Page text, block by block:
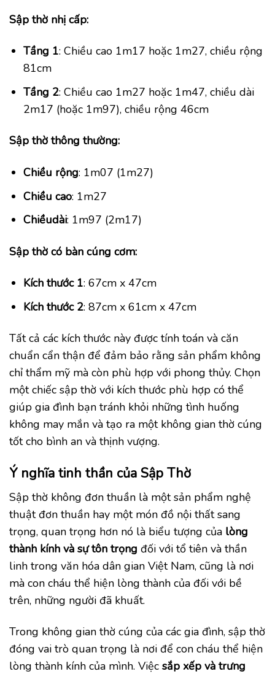
Sập thờ nhị cấp:
Tầng 1: Chiều cao 1m17 hoặc 1m27, chiều rộng
81cm
Tầng 2: Chiều cao 1m27 hoặc 1m47, chiều dài
2m17 (hoặc 1m97), chiều rộng 46cm
Sập thờ thông thường:
Chiều rộng: 1m07 (1m27)
Chiều cao: 1m27
Chiềudài: 1m97 (2m17)
Sập thờ có bàn cúng cơm:
Kích thước 1: 67cm x 47cm
Kích thước 2: 87cm x 61cm x 47cm
Tất cả các kích thước này được tính toán và căn
chuẩn cẩn thận để đảm bảo rằng sản phẩm không
chỉ thẩm mỹ mà còn phù hợp với phong thủy. Chọn
một chiếc sập thờ với kích thước phù hợp có thể
giúp gia đình bạn tránh khỏi những tình huống
không may mắn và tạo ra một không gian thờ cúng
tốt cho bình an và thịnh vượng.
Ý nghĩa tinh thần của Sập Thờ
Sập thờ không đơn thuần là một sản phẩm nghệ
thuật đơn thuần hay một món đồ nội thất sang
trọng, quan trọng hơn nó là biểu tượng của lòng
thành kính và sự tôn trọng đối với tổ tiên và thần
linh trong văn hóa dân gian Việt Nam, cũng là nơi
mà con cháu thể hiện lòng thành của đối với bề
trên, những người đã khuất.
Trong không gian thờ cúng của các gia đình, sập thờ
đóng vai trò quan trọng là nơi để con cháu thể hiện
lòng thành kính của mình. Việc sắp xếp và trưng